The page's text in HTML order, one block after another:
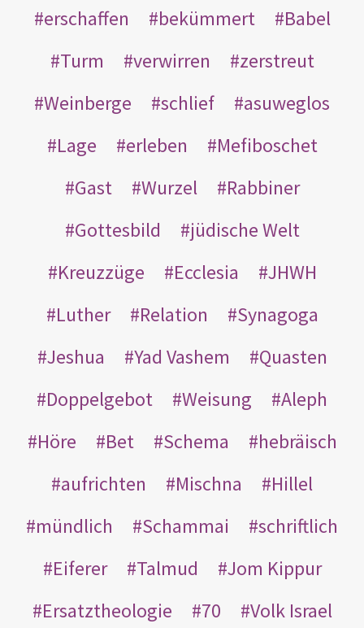
erschaffen
bekümmert
Babel
Turm
verwirren
zerstreut
Weinberge
schlief
asuweglos
Lage
erleben
Mefiboschet
Gast
Wurzel
Rabbiner
Gottesbild
jüdische Welt
Kreuzzüge
Ecclesia
JHWH
Luther
Relation
Synagoga
Jeshua
Yad Vashem
Quasten
Doppelgebot
Weisung
Aleph
Höre
Bet Schema
hebräisch
aufrichten
Mischna
Hillel
mündlich
Schammai
schriftlich
Eiferer
Talmud
Jom Kippur
Ersatztheologie
70
Volk Israel